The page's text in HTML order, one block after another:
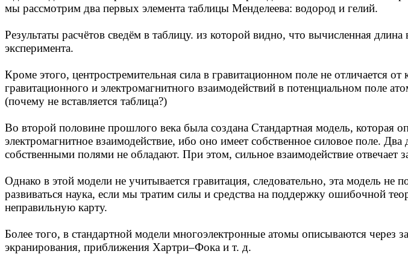
мы рассмотрим два первых элемента таблицы Менделеева: водород и гелий.
Результаты расчётов сведём в таблицу. из которой видно, что вычисленная
эксперимента.
Кроме этого, центростремительная сила в гравитационном поле не отличается
гравитационного и электромагнитного взаимодействий в потенциальном поле
(почему не вставляется таблица?)
Во второй половине прошлого века была создана Стандартная модель, которая
электромагнитное взаимодействие, ибо оно имеет собственное силовое поле.
собственными полями не обладают. При этом, сильное взаимодействие отвечает
Однако в этой модели не учитывается гравитация, следовательно, эта модель
развиваться наука, если мы тратим силы и средства на поддержку ошибочной
неправильную карту.
Более того, в стандартной модели многоэлектронные атомы описываются
экранирования, приближения Хартри–Фока и т. д.